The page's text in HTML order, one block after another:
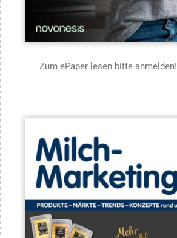
Zum ePaper lesen bitte anmelden!